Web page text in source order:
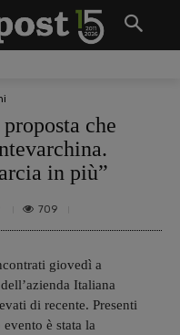
che
in più”
709
giovedì a
Italiana
di recente. Presenti
è stata la